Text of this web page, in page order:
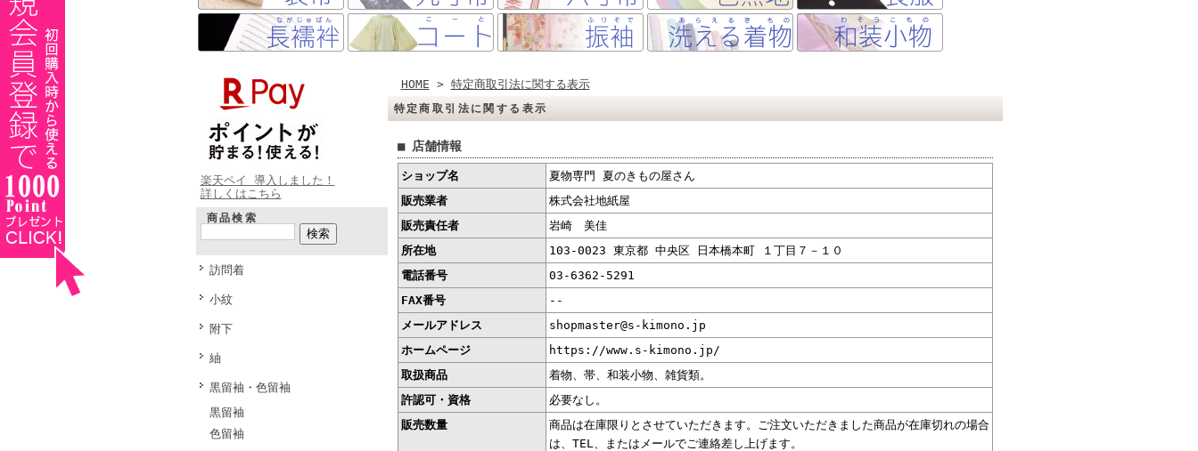
楽天ペイ 導入しました！
詳しくはこちら
商品検索
訪問着
小紋
附下
紬
黒留袖・色留袖
黒留袖
色留袖
HOME > 特定商取引法に関する表示
特定商取引法に関する表示
■ 店舗情報
ショップ名
夏物専門 夏のきもの屋さん
販売業者
株式会社地紙屋
販売責任者
岩崎 美佳
所在地
103-0023 東京都 中央区 日本橋本町 １丁目７－１０
電話番号
03-6362-5291
FAX番号
--
メールアドレス
shopmaster@s-kimono.jp
ホームページ
https://www.s-kimono.jp/
取扱商品
着物、帯、和装小物、雑貨類。
許認可・資格
必要なし。
販売数量
商品は在庫限りとさせていただきます。ご注文いただきました商品が在庫切れの場合
は、TEL、またはメールでご連絡差し上げます。